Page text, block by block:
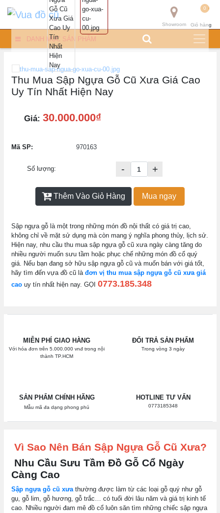
0
Giỏ hàng
Showroom
DANH MỤC SẢN PHẨM
Thu Mua Sập Ngựa Gỗ Cũ Xưa Giá Cao
Uy Tín Nhất Hiện Nay
Giá: 30.000.000₫
Mã SP: 970163
Số lượng: - +
Thêm Vào Giỏ Hàng Mua ngay
Sập ngựa gỗ là một trong những món đồ nội thất có giá trị cao,
không chỉ về mặt sử dụng mà còn mang ý nghĩa phong thủy, lịch sử.
Hiện nay, nhu cầu thu mua sập ngựa gỗ cũ xưa ngày càng tăng do
nhiều người muốn sưu tầm hoặc phục chế những món đồ cổ quý
giá. Nếu bạn đang sở hữu sập ngựa gỗ cũ và muốn bán với giá tốt,
hãy tìm đến vựa đồ cũ là đơn vị thu mua sập ngựa gỗ cũ xưa giá
cao uy tín nhất hiện nay. GỌI 0773.185.348
MIỄN PHÍ GIAO HÀNG
Với hóa đơn trên 5.000.000 vnđ trong nội
thành TP.HCM
ĐỔI TRẢ SẢN PHẨM
Trong vòng 3 ngày
SẢN PHẨM CHÍNH HÃNG
Mẫu mã đa dạng phong phú
HOTLINE TƯ VẤN
0773185348
Vì Sao Nên Bán Sập Ngựa Gỗ Cũ Xưa?
Nhu Cầu Sưu Tầm Đồ Gỗ Cổ Ngày
Càng Cao
Sập ngựa gỗ cũ xưathường được làm từ các loại gỗ quý như gỗ
gụ, gỗ lim, gỗ hương, gỗ trắc… có tuổi đời lâu năm và giá trị kinh tế
cao. Nhiều người đam mê đồ cổ luôn săn tìm những chiếc sập ngựa